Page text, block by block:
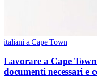
italiani a Cape Town
Lavorare a Cape
documenti necessari e